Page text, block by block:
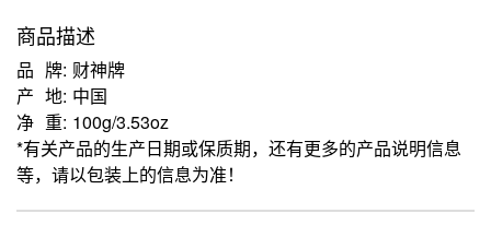
商品描述
品 牌: 财神牌
产 地: 中国
净 重: 100g/3.53oz
*有关产品的生产日期或保质期，还有更多的产品说明信息
等，请以包装上的信息为准！